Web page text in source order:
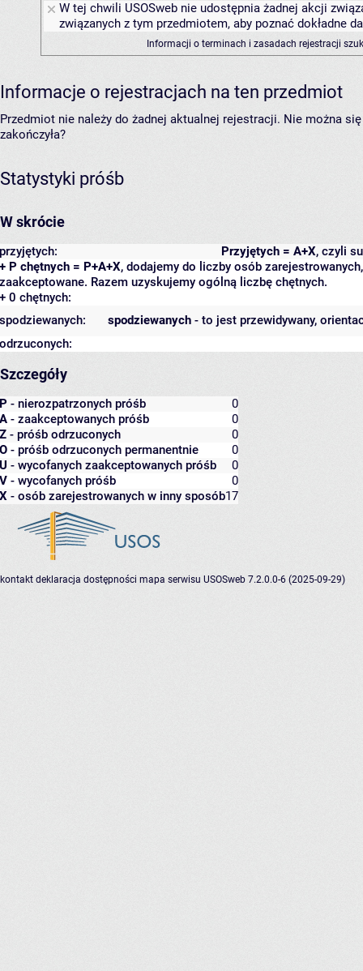
W tej chwili USOSweb nie udostępnia żadnej akcji
związanych z tym przedmiotem, aby poznać dokładne
Informacji o terminach i zasadach rejestracji
Informacje o rejestracjach na ten przedmiot
Przedmiot nie należy do żadnej aktualnej rejestracji. Nie można
zakończyła?
Statystyki próśb
W skrócie
Przyjętych = A+X, czyli
przyjętych:
+ P chętnych = P+A+X, dodajemy do liczby osób
zaakceptowane. Razem uzyskujemy ogólną liczbę chętnych.
+ 0 chętnych:
spodziewanych - to jest przewidywany,
spodziewanych:
odrzuconych:
Szczegóły
P - nierozpatrzonych próśb
0
A - zaakceptowanych próśb
0
Z - próśb odrzuconych
0
O - próśb odrzuconych permanentnie
0
U - wycofanych zaakceptowanych próśb
0
V - wycofanych próśb
0
X - osób zarejestrowanych w inny sposób17
kontakt deklaracja dostępności mapa serwisu USOSweb 7.2.0.0-6 (2025-09-29)